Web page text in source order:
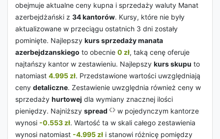
obejmuje aktualne ceny kupna i sprzedaży waluty Manat
azerbejdżański z 34 kantorów. Kursy, które nie były
aktualizowane w przeciągu ostatnich 3 dni zostały
pominięte. Najlepszy kurs sprzedaży manata
azerbejdzanskiego to obecnie 0 zł, taką cenę oferuje
najtańszy kantor w zestawieniu. Najlepszy kurs skupu to
natomiast 4.995 zł. Przedstawione wartości uwzględniają
ceny detaliczne. Zestawienie uwzględnia również ceny w
sprzedaży hurtowej dla wymiany znacznej ilości
pieniędzy. Najniższy spread
w pojedynczym kantorze
wynosi -0.553 zł. Wartość ta w skali całego zestawienia
wynosi natomiast -4.995 zł i stanowi różnicę pomiędzy